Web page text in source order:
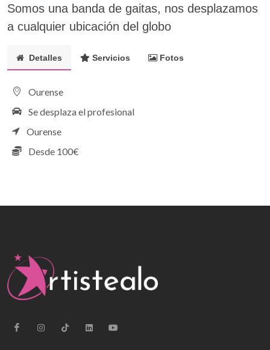
Somos una banda de gaitas, nos desplazamos
a cualquier ubicación del globo
Detalles Servicios Fotos
Ourense
Se desplaza el profesional
Ourense
Desde 100€